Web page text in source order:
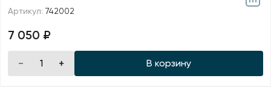
Артикул: 742002
7 050 ₽
В корзину